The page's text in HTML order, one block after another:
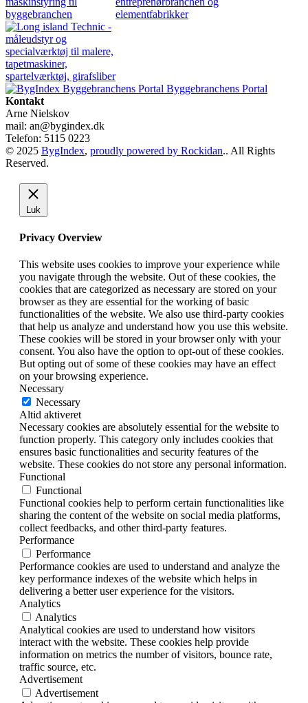
Byggebranchens Portal
Kontakt
Arne Nielskov
mail: an@bygindex.dk
Telefon: 5115 0223
© 2025 BygIndex, proudly powered by Rockidan.. All Rights
Reserved.
Luk
Privacy Overview
This website uses cookies to improve your experience while
you navigate through the website. Out of these cookies, the
cookies that are categorized as necessary are stored on your
browser as they are essential for the working of basic
functionalities of the website. We also use third-party cookies
that help us analyze and understand how you use this website.
These cookies will be stored in your browser only with your
consent. You also have the option to opt-out of these cookies.
But opting out of some of these cookies may have an effect
on your browsing experience.
Necessary
Necessary
Altid aktiveret
Necessary cookies are absolutely essential for the website to
function properly. This category only includes cookies that
ensures basic functionalities and security features of the
website. These cookies do not store any personal information.
Functional
Functional
Functional cookies help to perform certain functionalities like
sharing the content of the website on social media platforms,
collect feedbacks, and other third-party features.
Performance
Performance
Performance cookies are used to understand and analyze the
key performance indexes of the website which helps in
delivering a better user experience for the visitors.
Analytics
Analytics
Analytical cookies are used to understand how visitors
interact with the website. These cookies help provide
information on metrics the number of visitors, bounce rate,
traffic source, etc.
Advertisement
Advertisement